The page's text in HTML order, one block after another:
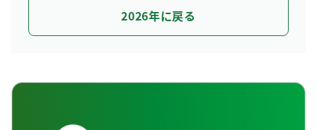
2026年に戻る